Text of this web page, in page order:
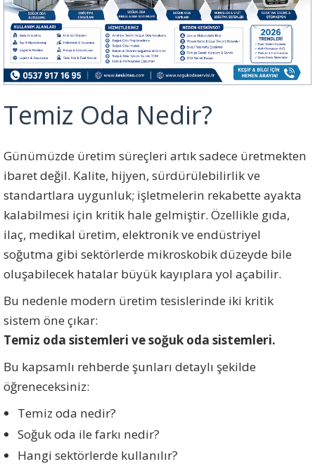
Temiz Oda Nedir?
Günümüzde üretim süreçleri artık sadece üretmekten
ibaret değil. Kalite, hijyen, sürdürülebilirlik ve
standartlara uygunluk; işletmelerin rekabette ayakta
kalabilmesi için kritik hale gelmiştir. Özellikle gıda,
ilaç, medikal üretim, elektronik ve endüstriyel
soğutma gibi sektörlerde mikroskobik düzeyde bile
oluşabilecek hatalar büyük kayıplara yol açabilir.
Bu nedenle modern üretim tesislerinde iki kritik
sistem öne çıkar:
Temiz oda sistemleri ve soğuk oda sistemleri.
Bu kapsamlı rehberde şunları detaylı şekilde
öğreneceksiniz:
Temiz oda nedir?
Soğuk oda ile farkı nedir?
Hangi sektörlerde kullanılır?